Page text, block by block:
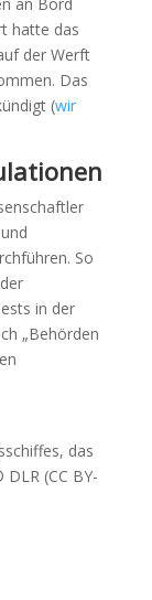
hatte das
der Werft
Das
(wir
So
in der
„Behörden
das
(CC BY-